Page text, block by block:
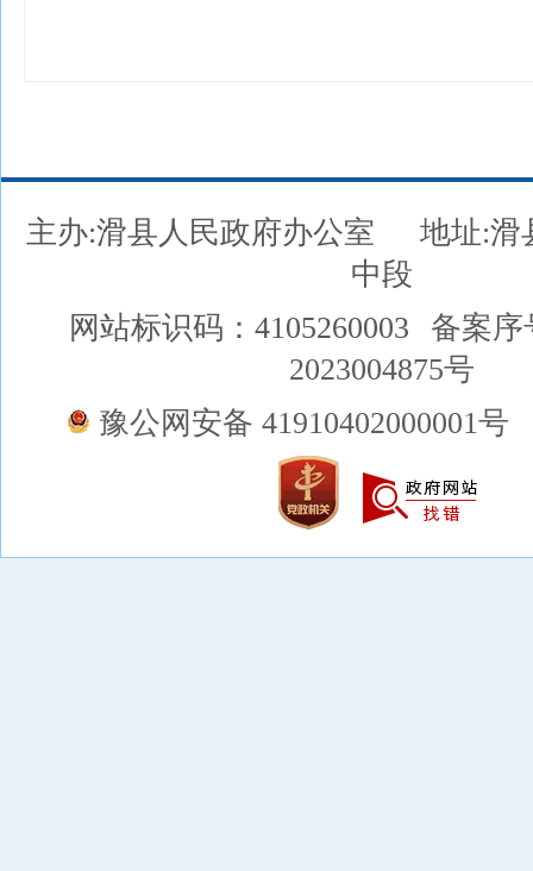
主办:滑县人民政府办公室
地址:滑
中段
网站标识码：4105260003
备案序
2023004875号
豫公网安备 41910402000001号